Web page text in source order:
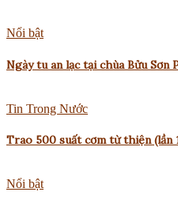
Nổi bật
Ngày tu an lạc tại chùa Bửu Sơn
Tin Trong Nước
Trao 500 suất cơm từ thiện (lần
Nổi bật